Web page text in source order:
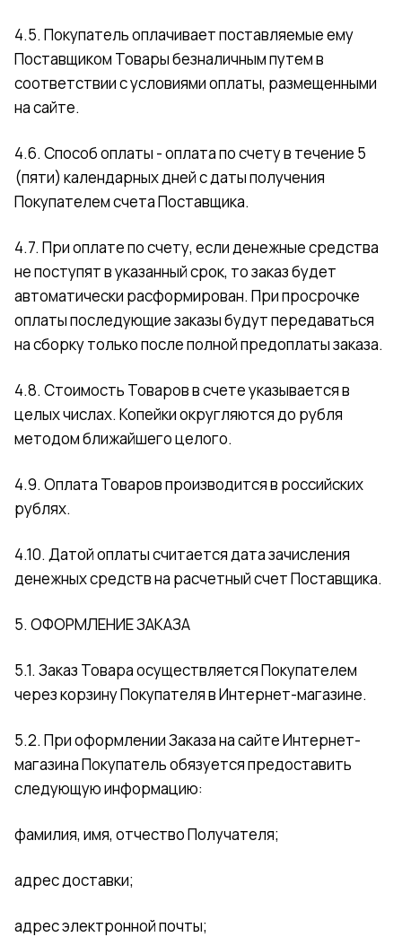
4.5. Покупатель оплачивает поставляемые ему
Поставщиком Товары безналичным путем в
соответствии с условиями оплаты, размещенными
на сайте.
4.6. Способ оплаты - оплата по счету в течение 5
(пяти) календарных дней с даты получения
Покупателем счета Поставщика.
4.7. При оплате по счету, если денежные средства
не поступят в указанный срок, то заказ будет
автоматически расформирован. При просрочке
оплаты последующие заказы будут передаваться
на сборку только после полной предоплаты заказа.
4.8. Стоимость Товаров в счете указывается в
целых числах. Копейки округляются до рубля
методом ближайшего целого.
4.9. Оплата Товаров производится в российских
рублях.
4.10. Датой оплаты считается дата зачисления
денежных средств на расчетный счет Поставщика.
5. ОФОРМЛЕНИЕ ЗАКАЗА
5.1. Заказ Товара осуществляется Покупателем
через корзину Покупателя в Интернет-магазине.
5.2. При оформлении Заказа на сайте Интернет-
магазина Покупатель обязуется предоставить
следующую информацию:
фамилия, имя, отчество Получателя;
адрес доставки;
адрес электронной почты;